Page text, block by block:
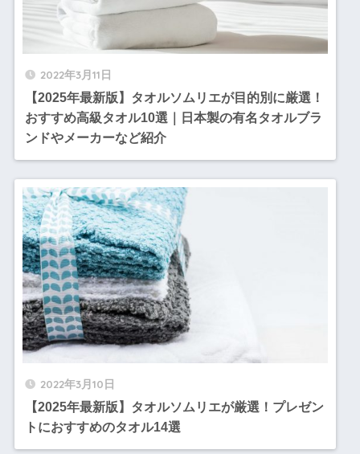
2022年3月11日
【2025年最新版】タオルソムリエが目的別に厳選！
おすすめ高級タオル10選｜日本製の有名タオルブラ
ンドやメーカーなど紹介
2022年3月10日
【2025年最新版】タオルソムリエが厳選！プレゼン
トにおすすめのタオル14選